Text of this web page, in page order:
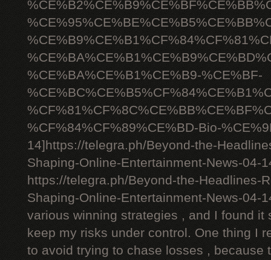
%CE%BA%CE%B1%CE%B9-%CE%BF-
%CF%84%CF%89%CE%BD-Bio-
14]https://telegra.ph/Beyond-the-
Shaping-Online-Entertainment-News-04-
https://telegra.ph/Beyond-the-Headlines-
Shaping-Online-Entertainment-News-04-
various winning strategies , and I found it
keep my risks under control. One thing I
to avoid trying to chase losses , because